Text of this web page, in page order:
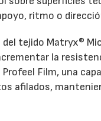
ritmo o
del tejido Matryx®
la
Film, una
afilados,